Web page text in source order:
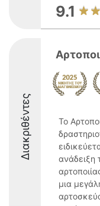
9.1
Διακριθέντες
Το
ανάδειξη
μια